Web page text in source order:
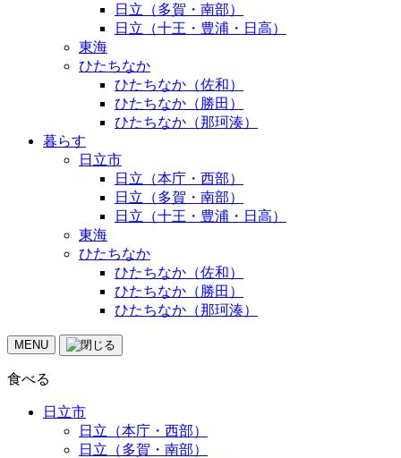
日立（多賀・南部）
日立（十王・豊浦・日高）
東海
ひたちなか
ひたちなか（佐和）
ひたちなか（勝田）
ひたちなか（那珂湊）
暮らす
日立市
日立（本庁・西部）
日立（多賀・南部）
日立（十王・豊浦・日高）
東海
ひたちなか
ひたちなか（佐和）
ひたちなか（勝田）
ひたちなか（那珂湊）
MENU
食べる
日立市
日立（本庁・西部）
日立（多賀・南部）